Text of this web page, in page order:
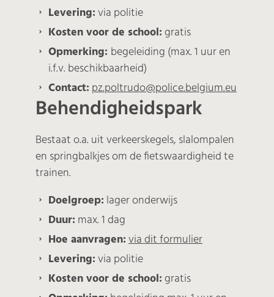
Levering: via politie
Kosten voor de school: gratis
Opmerking: begeleiding (max. 1 uur en
i.f.v. beschikbaarheid)
Contact: pz.poltrudo@police.belgium.eu
Behendigheidspark
Bestaat o.a. uit verkeerskegels, slalompalen
en springbalkjes om de fietswaardigheid te
trainen.
Doelgroep: lager onderwijs
Duur: max. 1 dag
Hoe aanvragen: via dit formulier
Levering: via politie
Kosten voor de school: gratis